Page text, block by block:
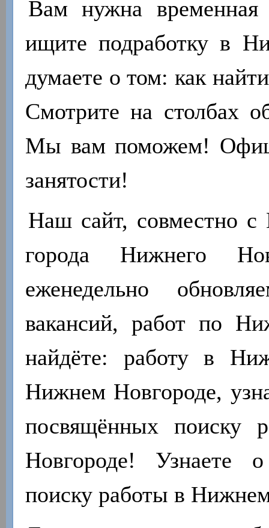
Вам нужна временная
ищите подработку в
думаете о том: как
Смотрите на столбах
Мы вам поможем!
занятости!
Наш сайт, совместно с
города Нижнего
еженедельно
вакансий, работ по
найдёте: работу в
Нижнем Новгороде,
посвящённых поиску
Новгороде! Узнаете
поиску работы в